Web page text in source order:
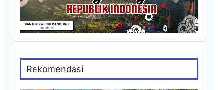
Rekomendasi